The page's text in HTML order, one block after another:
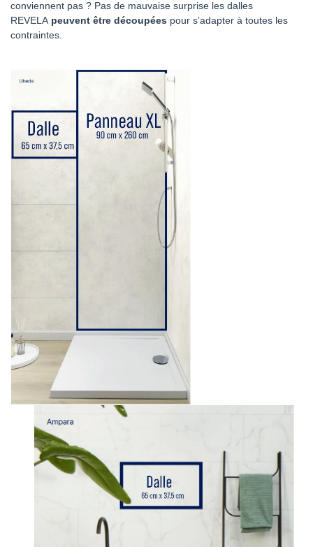
conviennent pas ? Pas de mauvaise surprise les dalles
REVELA peuvent être découpées pour s’adapter à toutes les
contraintes.